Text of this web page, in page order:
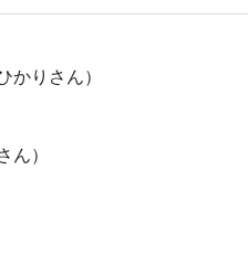
りさん）
）